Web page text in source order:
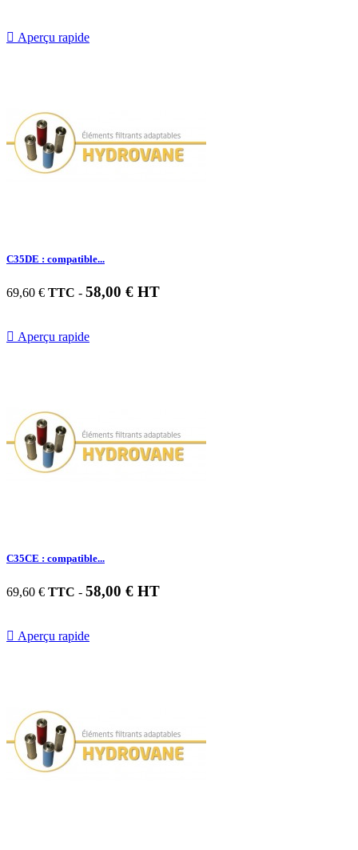
 Aperçu rapide
C35DE : compatible...
69,60 € TTC - 58,00 € HT
 Aperçu rapide
C35CE : compatible...
69,60 € TTC - 58,00 € HT
 Aperçu rapide